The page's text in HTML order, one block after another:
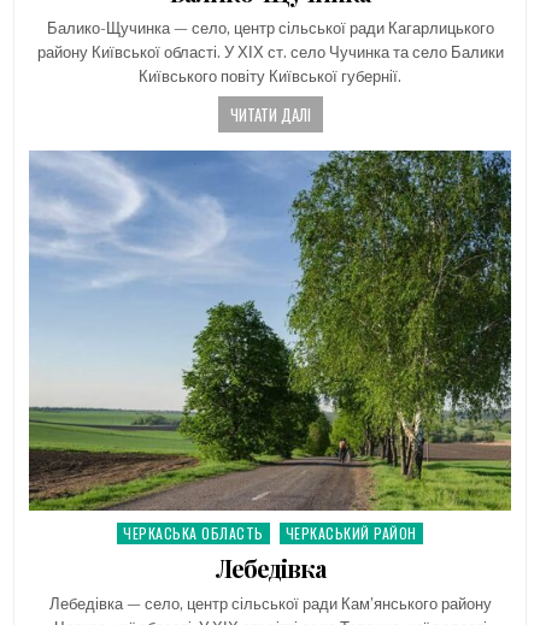
Балико-Щучинка — село, центр сільської ради Кагарлицького
району Київської області. У ХІХ ст. село Чучинка та село Балики
Київського повіту Київської губернії.
ЧИТАТИ ДАЛІ
Posted
ЧЕРКАСЬКА ОБЛАСТЬ ЧЕРКАСЬКИЙ РАЙОН
Лебедівка
Лебедівка — село, центр сільської ради Кам’янського району